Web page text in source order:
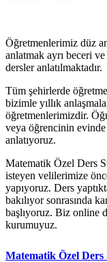
Öğretmenlerimiz düz
anlatmak ayrı beceri
dersler anlatılmaktadır.
Tüm şehirlerde
bizimle yıllık
öğretmenlerimizdir.
veya öğrencinin
anlatıyoruz.
Matematik Özel Ders
isteyen velilerimize
yapıyoruz. Ders
bakılıyor sonrasında
başlıyoruz. Biz online
kurumuyuz.
Matematik Özel Ders